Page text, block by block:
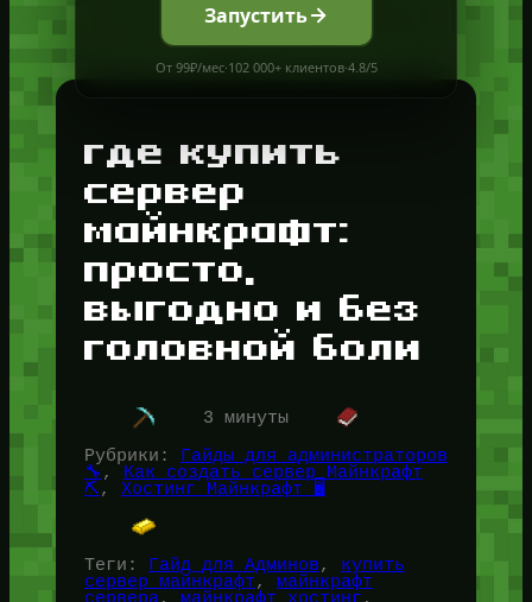
Запустить
От 99₽/мес·102 000+ клиентов·4.8/5
где купить
сервер
майнкрафт:
просто,
выгодно и без
головной боли
3 минуты
Рубрики:
Гайды для администраторов
🔧 ,
Как создать сервер Майнкрафт
⛏️, Хостинг Майнкрафт 🖥️
Теги: Гайд для Админов, купить
сервер майнкрафт, майнкрафт
сервера, майнкрафт хостинг